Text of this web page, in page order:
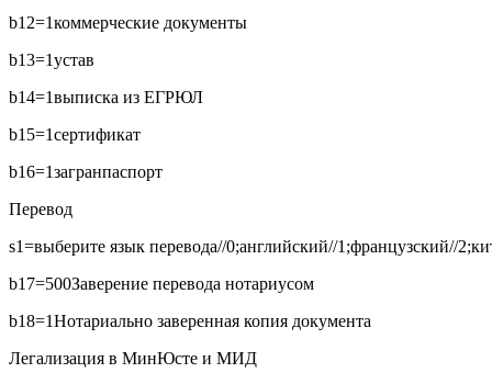
b12=1коммерческие документы
b13=1устав
b14=1выписка из ЕГРЮЛ
b15=1сертификат
b16=1загранпаспорт
Перевод
s1=выберите язык перевода//0;английский//1;французский//
b17=500Заверение перевода нотариусом
b18=1Нотариально заверенная копия документа
Легализация в МинЮсте и МИД